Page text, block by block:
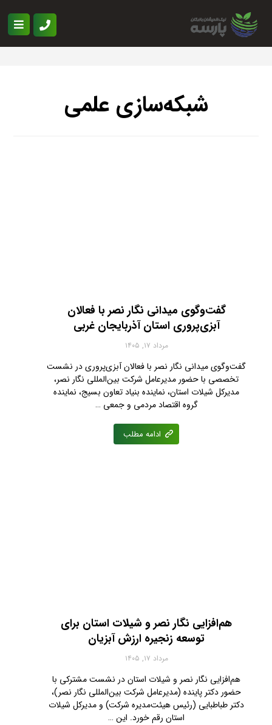
شبکه‌سازی علمی
گفت‌وگوی میدانی نگار نصر با فعالان
آبزی‌پروری استان آذربایجان غربی
مرداد ۱۷, ۱۴۰۵
گفت‌وگوی میدانی نگار نصر با فعالان آبزی‌پروری در نشست
تخصصی با حضور مدیرعامل شرکت بین‌المللی نگار نصر،
مدیرکل شیلات استان، نماینده بنیاد تعاون بسیج، نماینده
گروه اقتصاد مردمی و جمعی …
ادامه مطلب
هم‌افزایی نگار نصر و شیلات استان برای
توسعه زنجیره ارزش آبزیان
مرداد ۱۷, ۱۴۰۵
هم‌افزایی نگار نصر و شیلات استان در نشست مشترکی با
حضور دکتر پاینده (مدیرعامل شرکت بین‌المللی نگار نصر)،
دکتر طباطبایی (رئیس هیئت‌مدیره شرکت) و مدیرکل شیلات
استان رقم خورد. این …